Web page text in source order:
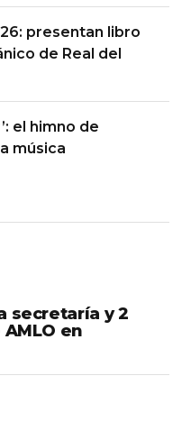
presentan libro
de Real del
el himno de
música
secretaría y 2
en